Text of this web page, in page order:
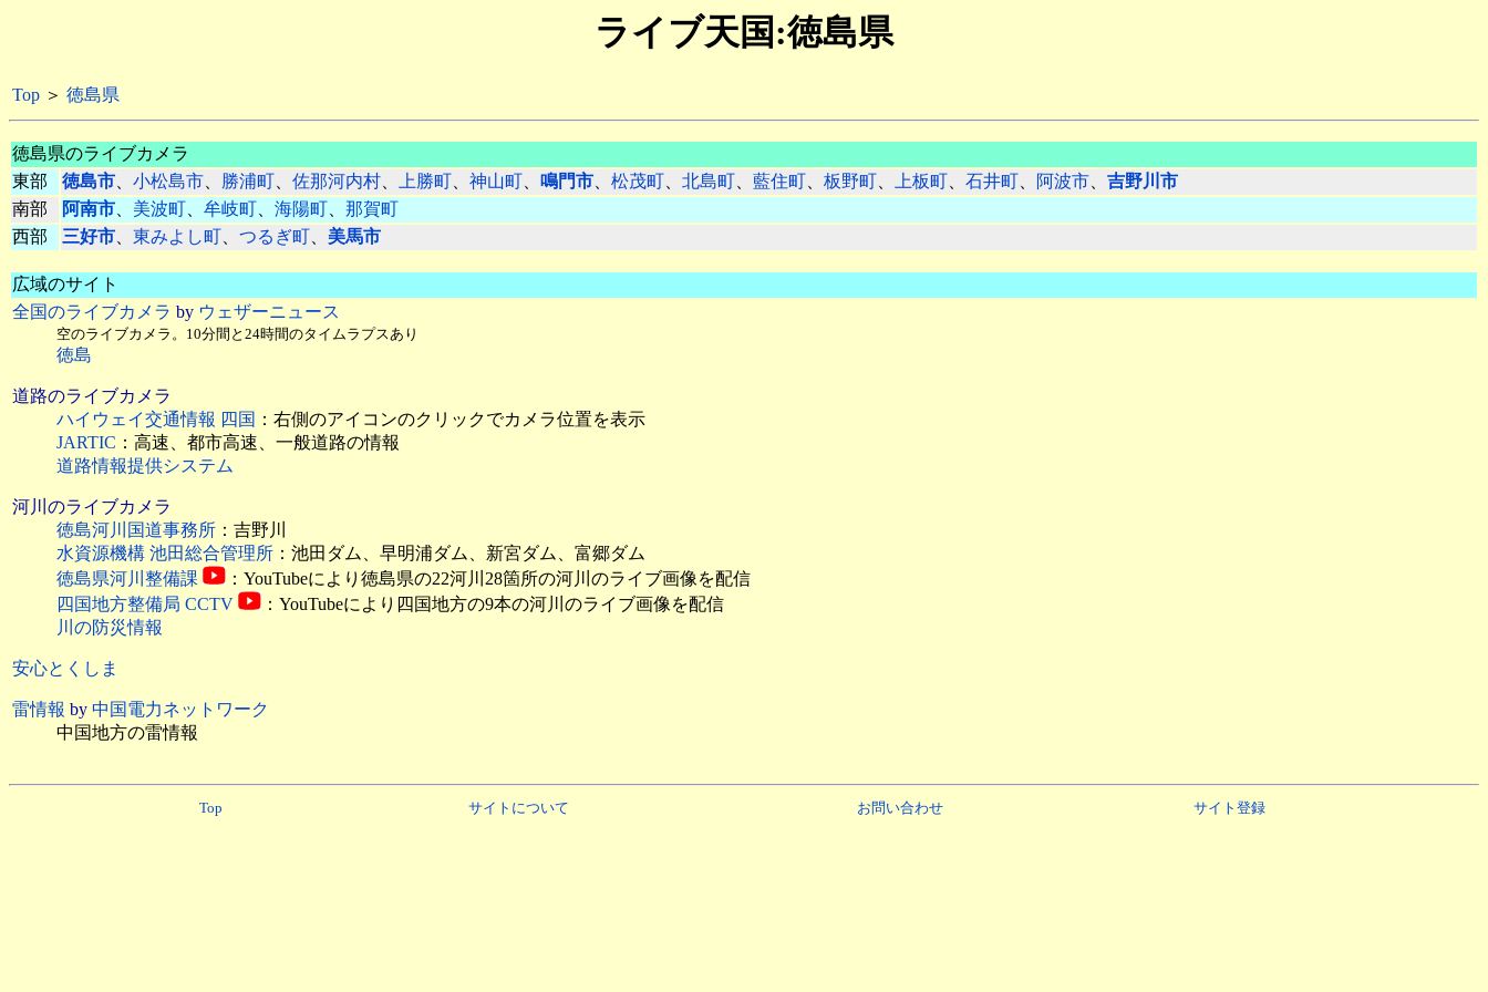
ライブ天国:徳島県
Top ＞ 徳島県
徳島県のライブカメラ
東部
徳島市、 小松島市、 勝浦町、 佐那河内村、 上勝町、 神山町、 鳴門市、 松茂町、 北島町、 藍住町、 板野町、 上板町、 石井町、 阿波市、 吉野川市
南部
阿南市、 美波町、 牟岐町、 海陽町、 那賀町
西部
三好市、 東みよし町、 つるぎ町、 美馬市
広域のサイト
全国のライブカメラ by ウェザーニュース
空のライブカメラ。10分間と24時間のタイムラプスあり
徳島
道路のライブカメラ
ハイウェイ交通情報 四国 ：右側のアイコンのクリックでカメラ位置を表示
JARTIC ：高速、都市高速、一般道路の情報
道路情報提供システム
河川のライブカメラ
徳島河川国道事務所 ：吉野川
水資源機構 池田総合管理所 ：池田ダム、早明浦ダム、新宮ダム、富郷ダム
徳島県河川整備課
：YouTubeにより徳島県の22河川28箇所の河川のライブ画像を配信
四国地方整備局 CCTV
：YouTubeにより四国地方の9本の河川のライブ画像を配信
川の防災情報
安心とくしま
雷情報 by 中国電力ネットワーク
中国地方の雷情報
Top サイトについて お問い合わせ サイト登録